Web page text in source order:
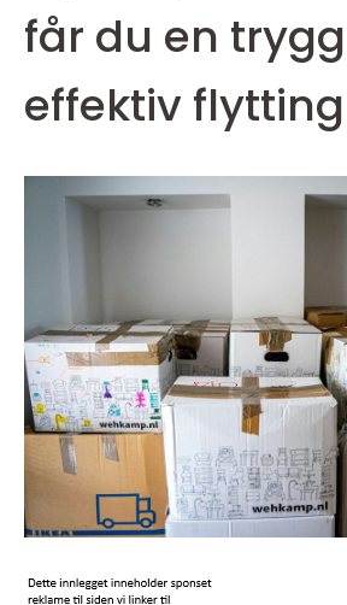
får du en
effektiv flytting